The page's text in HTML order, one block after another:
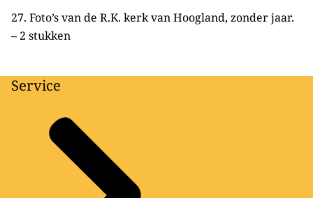
27. Foto’s van de R.K. kerk van Hoogland, zonder jaar.
– 2 stukken
Service